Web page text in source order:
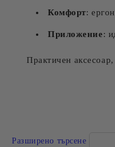
Комфорт:
Приложение:
Практичен
Разширено търсене